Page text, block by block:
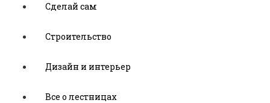
Сделай сам
Строительство
Дизайн и интерьер
Все о лестницах